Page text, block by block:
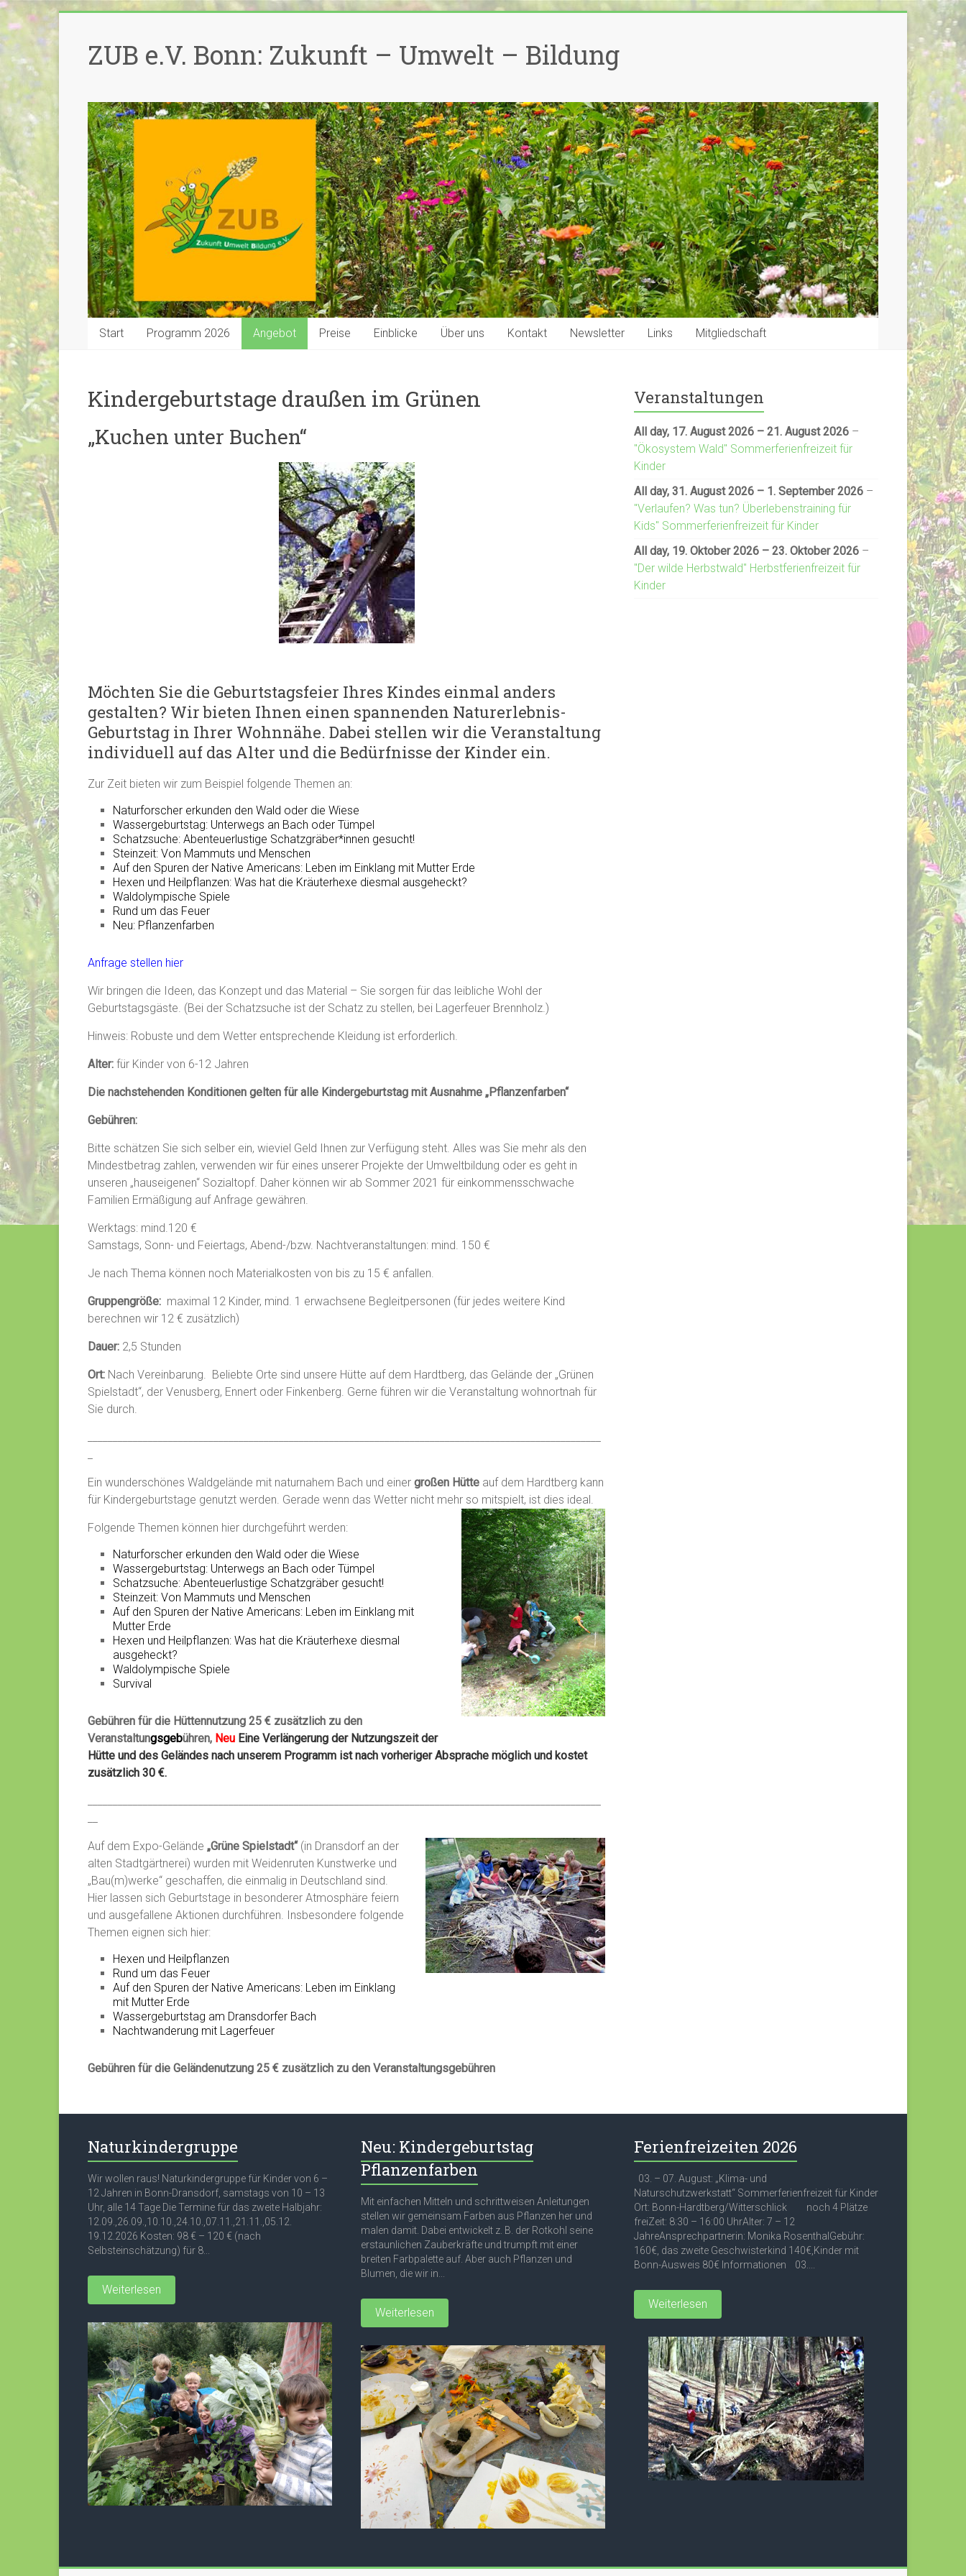
Inhalt
springenZUB e.V. Bonn: Zukunft – Umwelt – Bildung
Start Programm 2026 Angebot Preise Einblicke Über uns Kontakt Newsletter Links Mitgliedschaft
Kindergeburtstage draußen im Grünen
„Kuchen unter Buchen“
Möchten Sie die Geburtstagsfeier Ihres Kindes einmal anders
gestalten? Wir bieten Ihnen einen spannenden Naturerlebnis-
Geburtstag in Ihrer Wohnnähe. Dabei stellen wir die Veranstaltung
individuell auf das Alter und die Bedürfnisse der Kinder ein.
Zur Zeit bieten wir zum Beispiel folgende Themen an:
Naturforscher erkunden den Wald oder die Wiese
Wassergeburtstag: Unterwegs an Bach oder Tümpel
Schatzsuche: Abenteuerlustige Schatzgräber*innen gesucht!
Steinzeit: Von Mammuts und Menschen
Auf den Spuren der Native Americans: Leben im Einklang mit Mutter Erde
Hexen und Heilpflanzen: Was hat die Kräuterhexe diesmal ausgeheckt?
Waldolympische Spiele
Rund um das Feuer
Neu: Pflanzenfarben
Anfrage stellen hier
Wir bringen die Ideen, das Konzept und das Material – Sie sorgen für das leibliche Wohl der
Geburtstagsgäste. (Bei der Schatzsuche ist der Schatz zu stellen, bei Lagerfeuer Brennholz.)
Hinweis: Robuste und dem Wetter entsprechende Kleidung ist erforderlich.
Alter: für Kinder von 6-12 Jahren
Die nachstehenden Konditionen gelten für alle Kindergeburtstag mit Ausnahme „Pflanzenfarben“
Gebühren:
Bitte schätzen Sie sich selber ein, wieviel Geld Ihnen zur Verfügung steht. Alles was Sie mehr als den
Mindestbetrag zahlen, verwenden wir für eines unserer Projekte der Umweltbildung oder es geht in
unseren „hauseigenen“ Sozialtopf. Daher können wir ab Sommer 2021 für einkommensschwache
Familien Ermäßigung auf Anfrage gewähren.
Werktags: mind.120 €
Samstags, Sonn- und Feiertags, Abend-/bzw. Nachtveranstaltungen: mind. 150 €
Je nach Thema können noch Materialkosten von bis zu 15 € anfallen.
Gruppengröße: maximal 12 Kinder, mind. 1 erwachsene Begleitpersonen (für jedes weitere Kind
berechnen wir 12 € zusätzlich)
Dauer: 2,5 Stunden
Ort: Nach Vereinbarung. Beliebte Orte sind unsere Hütte auf dem Hardtberg, das Gelände der „Grünen
Spielstadt“, der Venusberg, Ennert oder Finkenberg. Gerne führen wir die Veranstaltung wohnortnah für
Sie durch.
Ein wunderschönes Waldgelände mit naturnahem Bach und einer großen Hütte auf dem Hardtberg kann
für Kindergeburtstage genutzt werden. Gerade wenn das Wetter nicht mehr so mitspielt, ist dies ideal.
Folgende Themen können hier durchgeführt werden:
Naturforscher erkunden den Wald oder die Wiese
Wassergeburtstag: Unterwegs an Bach oder Tümpel
Schatzsuche: Abenteuerlustige Schatzgräber gesucht!
Steinzeit: Von Mammuts und Menschen
Auf den Spuren der Native Americans: Leben im Einklang mit
Mutter Erde
Hexen und Heilpflanzen: Was hat die Kräuterhexe diesmal
ausgeheckt?
Waldolympische Spiele
Survival
Gebühren für die Hüttennutzung 25 € zusätzlich zu den
Veranstaltungsgebühren, Neu Eine Verlängerung der Nutzungszeit der
Hütte und des Geländes nach unserem Programm ist nach vorheriger Absprache möglich und kostet
zusätzlich 30 €.
Auf dem Expo-Gelände „Grüne Spielstadt“(in Dransdorf an der
alten Stadtgärtnerei) wurden mit Weidenruten Kunstwerke und
„Bau(m)werke“ geschaffen, die einmalig in Deutschland sind.
Hier lassen sich Geburtstage in besonderer Atmosphäre feiern
und ausgefallene Aktionen durchführen. Insbesondere folgende
Themen eignen sich hier:
Hexen und Heilpflanzen
Rund um das Feuer
Auf den Spuren der Native Americans: Leben im Einklang
mit Mutter Erde
Wassergeburtstag am Dransdorfer Bach
Nachtwanderung mit Lagerfeuer
Gebühren für die Geländenutzung 25 € zusätzlich zu den Veranstaltungsgebühren
Veranstaltungen
All day, 17. August 2026 – 21. August 2026 –
"Ökosystem Wald" Sommerferienfreizeit für
Kinder
All day,31. August 2026 – 1. September 2026 –
"Verlaufen? Was tun? Überlebenstraining für
Kids" Sommerferienfreizeit für Kinder
All day, 19. Oktober 2026 – 23. Oktober 2026 –
"Der wilde Herbstwald" Herbstferienfreizeit für
Kinder
Naturkindergruppe
Wir wollen raus! Naturkindergruppe für Kinder von 6 –
12 Jahren in Bonn-Dransdorf, samstags von 10 – 13
Uhr, alle 14 Tage Die Termine für das zweite Halbjahr:
12.09.,26.09.,10.10.,24.10.,07.11.,21.11.,05.12.
19.12.2026 Kosten: 98 € – 120 € (nach
Selbsteinschätzung) für 8...
Weiterlesen
Neu: Kindergeburtstag
Pflanzenfarben
Mit einfachen Mitteln und schrittweisen Anleitungen
stellen wir gemeinsam Farben aus Pflanzen her und
malen damit. Dabei entwickelt z. B. der Rotkohl seine
erstaunlichen Zauberkräfte und trumpft mit einer
breiten Farbpalette auf. Aber auch Pflanzen und
Blumen, die wir in...
Weiterlesen
Ferienfreizeiten 2026
03. – 07. August: „Klima- und
Naturschutzwerkstatt“ Sommerferienfreizeit für Kinder
Ort: Bonn-Hardtberg/Witterschlick noch 4 Plätze
freiZeit: 8:30 – 16:00 UhrAlter: 7 – 12
JahreAnsprechpartnerin: Monika RosenthalGebühr:
160€, das zweite Geschwisterkind 140€,Kinder mit
Bonn-Ausweis 80€ Informationen 03....
Weiterlesen